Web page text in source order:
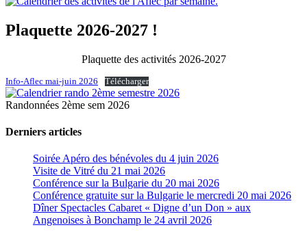
Plaquette 2026-2027 !
Plaquette des activités 2026-2027
Info-Aflec mai-juin 2026 Télécharger
Randonnées 2ème sem 2026
Derniers articles
Soirée Apéro des bénévoles du 4 juin 2026
Visite de Vitré du 21 mai 2026
Conférence sur la Bulgarie du 20 mai 2026
Conférence gratuite sur la Bulgarie le mercredi 20 mai 2026
Dîner Spectacles Cabaret « Digne d’un Don » aux
Angenoises à Bonchamp le 24 avril 2026